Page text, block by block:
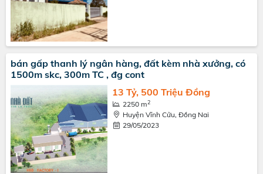
bán gấp thanh lý ngân hàng, đất kèm nhà xưởng, có
1500m skc, 300m TC , đg cont
13 Tỷ, 500 Triệu Đồng
2250 m2
Huyện Vĩnh Cửu, Đồng Nai
29/05/2023